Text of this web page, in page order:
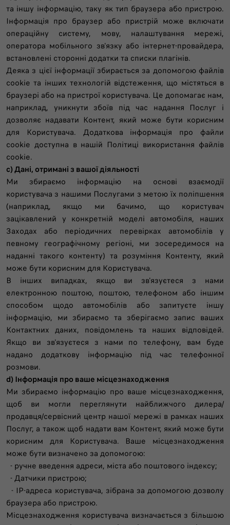
та іншу інформацію, таку як тип браузера або пристрою.
Інформація про браузер або пристрій може включати
операційну систему, мову, налаштування мережі,
оператора мобільного зв'язку або інтернет-провайдера,
встановлені сторонні додатки та списки плагінів.
Деяка з цієї інформації збирається за допомогою файлів
cookie та інших технологій відстеження, що містяться в
браузері або на пристрої користувача. Це допомагає нам,
наприклад, уникнути збоїв під час надання Послуг і
дозволяє надавати Контент, який може бути корисним
для Користувача. Додаткова інформація про файли
cookie доступна в нашій Політиці використання файлів
cookie.
c) Дані, отримані з вашої діяльності
Ми збираємо інформацію на основі взаємодії
користувача з нашими Послугами з метою їх поліпшення
(наприклад, якщо ми бачимо, що користувач
зацікавлений у конкретній моделі автомобіля, наших
Заходах або періодичних перевірках автомобілів у
певному географічному регіоні, ми зосередимося на
наданні такого контенту) та розуміння Контенту, який
може бути корисним для Користувача.
В інших випадках, якщо ви зв'язуєтеся з нами
електронною поштою, поштою, телефоном або іншим
способом щодо автомобілів або запитуєте іншу
інформацію, ми збираємо та зберігаємо запис ваших
Контактних даних, повідомлень та наших відповідей.
Якщо ви зв'язуєтеся з нами по телефону, вам буде
надано додаткову інформацію під час телефонної
розмови.
d) Інформація про ваше місцезнаходження
Ми збираємо інформацію про ваше місцезнаходження,
щоб ви могли переглянути найближчого дилера/
продавця/сервісний центр нашої мережі в рамках наших
Послуг, а також щоб надати вам Контент, який може бути
корисним для Користувача. Ваше місцезнаходження
може бути визначено за допомогою:
- ручне введення адреси, міста або поштового індексу;
- Датчики пристрою;
- IP-адреса користувача, зібрана за допомогою дозволу
браузера або пристрою.
Місцезнаходження користувача визначається з більшою